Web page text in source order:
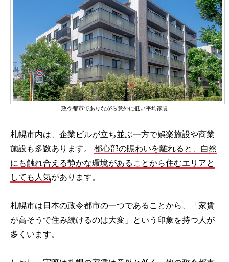
政令都市でありながら意外に低い平均家賃
札幌市内は、企業ビルが立ち並ぶ一方で娯楽施設や商業
施設も多数あります。 都心部の賑わいを離れると、自然
にも触れ合える静かな環境があることから住むエリアと
しても人気があります。
札幌市は日本の政令都市の一つであることから、「家賃
が高そうで住み続けるのは大変」という印象を持つ人が
多くいます。